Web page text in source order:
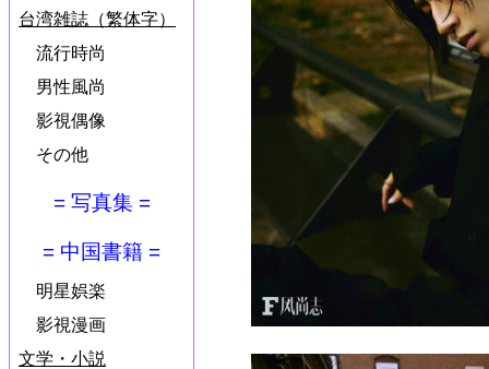
台湾雑誌（繁体字）
流行時尚
男性風尚
影視偶像
その他
= 写真集 =
= 中国書籍 =
明星娯楽
影視漫画
文学・小説